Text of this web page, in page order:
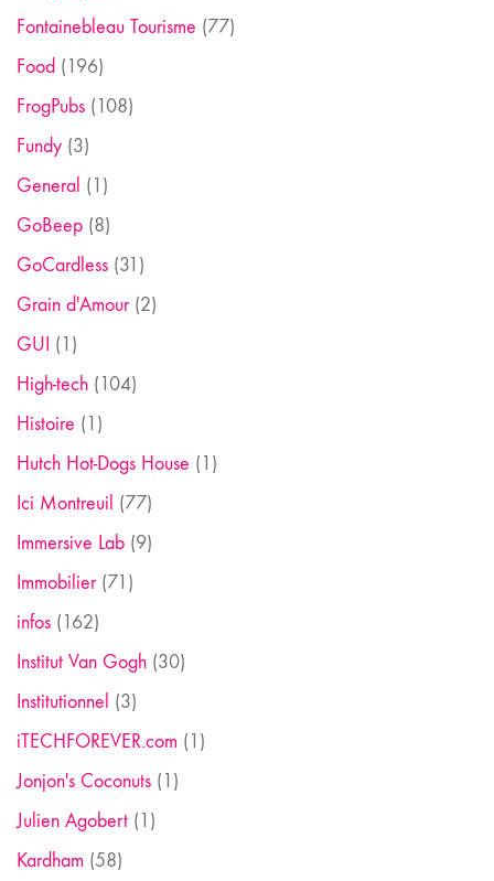
Fontainebleau Tourisme (77)
Food (196)
FrogPubs (108)
Fundy (3)
General (1)
GoBeep (8)
GoCardless (31)
Grain d'Amour(2)
GUI (1)
High-tech (104)
Histoire (1)
Hutch Hot-Dogs House (1)
Ici Montreuil (77)
Immersive Lab (9)
Immobilier(71)
infos (162)
Institut Van Gogh (30)
Institutionnel (3)
iTECHFOREVER.com (1)
Jonjon's Coconuts (1)
Julien Agobert (1)
Kardham (58)